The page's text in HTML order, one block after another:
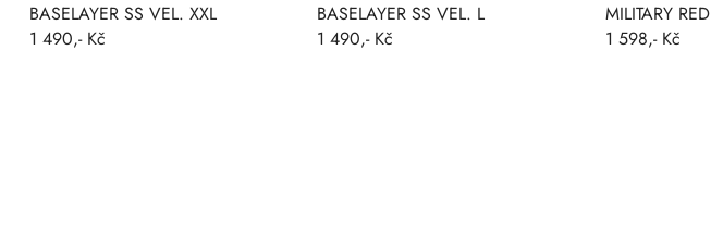
BASELAYER SS VEL. XXL
1 490,- Kč
BASELAYER SS VEL. L
1 490,- Kč
MILITARY RED
1 598,- Kč